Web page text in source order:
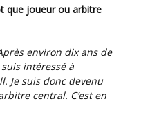
environ dix ans de
intéressé à
Je suis donc devenu
central. C’est en